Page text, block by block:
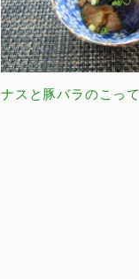
ナスと豚バラのこっ